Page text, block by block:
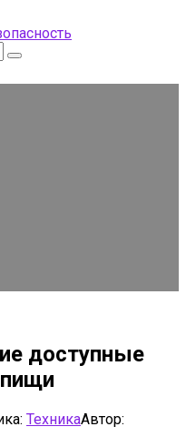
доступные
ТехникаАвтор: